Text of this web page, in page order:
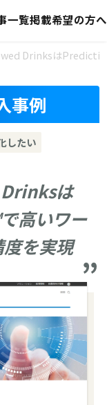
一覧掲載希望の方へ
Drinksは
事例
したい
は
高いワー
を実現